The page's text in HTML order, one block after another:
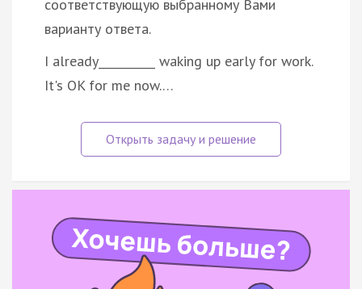
соответствующую выбранному Вами
варианту ответа.
I already__________ waking up early for work.
It's OK for me now.…